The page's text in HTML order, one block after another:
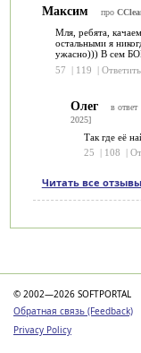
Максим про
Мля, ребята,
остальными я
ужасно))) В сем
57
| 119 | Ответить
Олег в ответ
2025]
Так где её
25
| 108 |
Читать все отзывы
© 2002—2026 SOFTPORTAL
Обратная связь (Feedback)
Privacy Policy